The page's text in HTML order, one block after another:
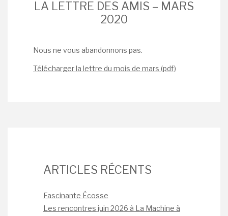
LA LETTRE DES AMIS – MARS
2020
Nous ne vous abandonnons pas.
Télécharger la lettre du mois de mars (pdf)
ARTICLES RÉCENTS
Fascinante Écosse
Les rencontres juin 2026 à La Machine à